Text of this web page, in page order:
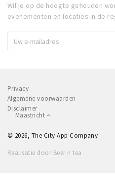
Wil je op de hoogte gehouden
evenementen en locaties in de
Privacy
Algemene voorwaarden
Disclaimer
Maastricht
© 2026, The City App Company
Realisatie door Beer n tea